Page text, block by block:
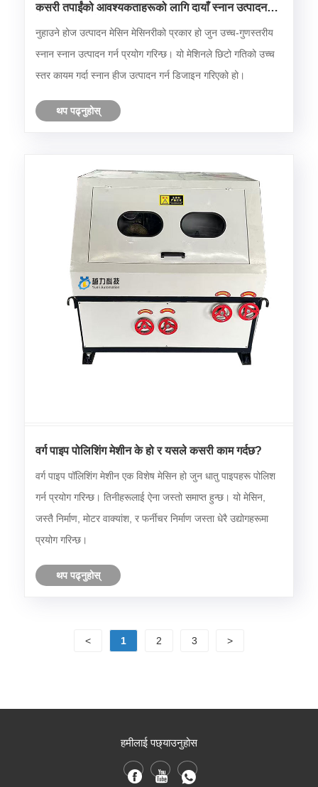
कसरी तपाईंको आवश्यकताहरूको लागि दायाँ स्नान उत्पादन
नुहाउने होज उत्पादन मेसिन मेसिनरीको प्रकार हो जुन उच्च-गुणस्तरीय
स्नान स्नान उत्पादन गर्न प्रयोग गरिन्छ। यो मेशिनले छिटो गतिको उच्च
स्तर कायम गर्दा स्नान हीज उत्पादन गर्न डिजाइन गरिएको हो।
थप पढ्नुहोस्
वर्ग पाइप पोलिशिंग मेशीन के हो र यसले कसरी काम गर्दछ?
वर्ग पाइप पॉलिशिंग मेशीन एक विशेष मेसिन हो जुन धातु पाइपहरू पोलिश
गर्न प्रयोग गरिन्छ। तिनीहरूलाई ऐना जस्तो समाप्त हुन्छ। यो मेसिन,
जस्तै निर्माण, मोटर वाक्यांश, र फर्नीचर निर्माण जस्ता धेरै उद्योगहरूमा
प्रयोग गरिन्छ।
थप पढ्नुहोस्
< 1 2 3 >
हमीलाई पछ्याउनुहोस